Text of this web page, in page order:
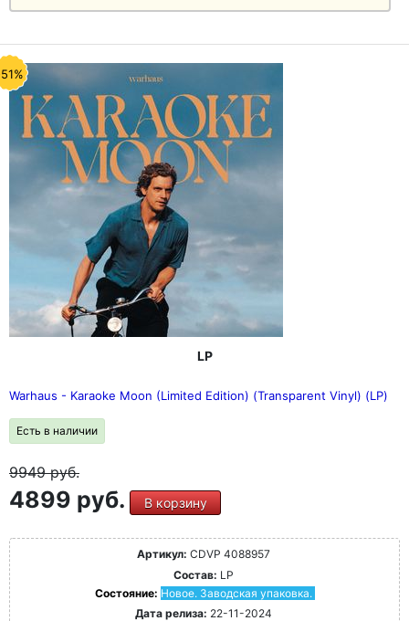
LP
Warhaus - Karaoke Moon (Limited Edition) (Transparent Vinyl) (LP)
Есть в наличии
9949руб.
4899 руб. В корзину
Артикул: CDVP 4088957
Состав: LP
Состояние: Новое. Заводская упаковка.
Дата релиза: 22-11-2024